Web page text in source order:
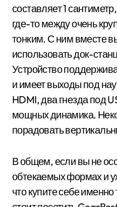
составляет 1
где-то между очень
тонким. С ним вместе
использовать док-
Устройство
и имеет выходы под
HDMI, два гнезда под
мощных динамика.
порадовать
В общем, если вы не
обтекаемых формах и
что купите себе